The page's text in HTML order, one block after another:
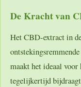
De Kracht van
Het CBD-extract in
maakt het ideaal
tegelijkertijd